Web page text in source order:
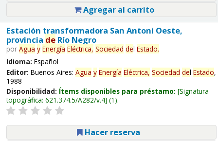
Agregar al carrito
Estación transformadora San Antoni Oeste,
provincia deRío Negro
por Agua y Energía Eléctrica, Sociedad del Estado.
Idioma: Español
Editor: Buenos Aires: Agua y Energía Eléctrica, Sociedad del Estado,
1988
Disponibilidad: Ítems disponibles para préstamo: Signatura
topográfica: 621.374.5/A282/v.4 (1).
Hacer reserva